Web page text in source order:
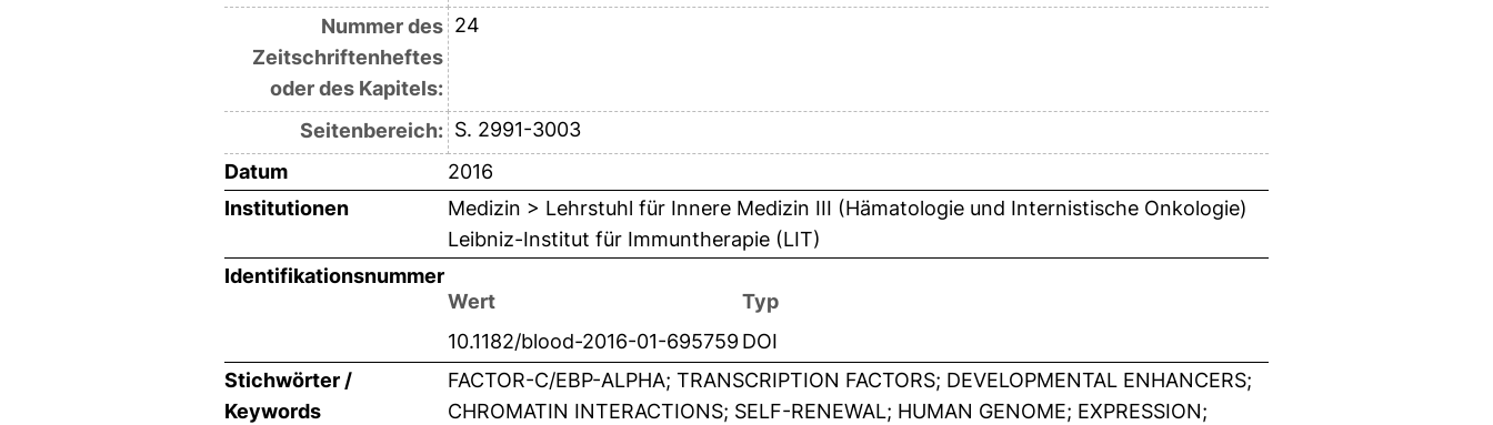
Nummer des
Zeitschriftenheftes
oder des Kapitels:
24
Seitenbereich: S. 2991-3003
Datum
2016
Institutionen
Medizin > Lehrstuhl für Innere Medizin III (Hämatologie und Internistische Onkologie)
Leibniz-Institut für Immuntherapie (LIT)
Identifikationsnummer
Wert
Typ
10.1182/blood-2016-01-695759 DOI
Stichwörter /
Keywords
FACTOR-C/EBP-ALPHA; TRANSCRIPTION FACTORS; DEVELOPMENTAL ENHANCERS;
CHROMATIN INTERACTIONS; SELF-RENEWAL; HUMAN GENOME; EXPRESSION;